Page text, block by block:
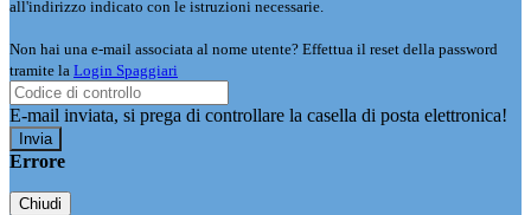
all'indirizzo indicato con le istruzioni necessarie.
Non hai una e-mail associata al nome utente? Effettua il reset della password
tramite la Login Spaggiari
E-mail inviata, si prega di controllare la casella di posta elettronica!
Errore
Chiudi